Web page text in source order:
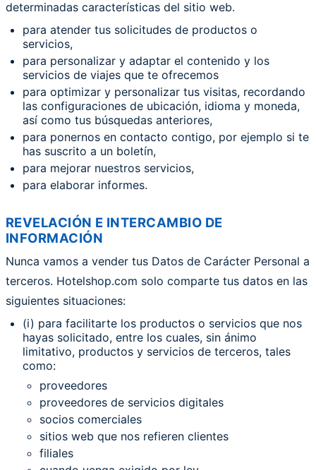
determinadas características del sitio web.
para atender tus solicitudes de productos o
servicios,
para personalizar y adaptar el contenido y los
servicios de viajes que te ofrecemos
para optimizar y personalizar tus visitas, recordando
las configuraciones de ubicación, idioma y moneda,
así como tus búsquedas anteriores,
para ponernos en contacto contigo, por ejemplo si te
has suscrito a un boletín,
para mejorar nuestros servicios,
para elaborar informes.
REVELACIÓN E INTERCAMBIO DE
INFORMACIÓN
Nunca vamos a vender tus Datos de Carácter Personal a
terceros. Hotelshop.com solo comparte tus datos en las
siguientes situaciones:
(i) para facilitarte los productos o servicios que nos
hayas solicitado, entre los cuales, sin ánimo
limitativo, productos y servicios de terceros, tales
como:
proveedores
proveedores de servicios digitales
socios comerciales
sitios web que nos refieren clientes
filiales